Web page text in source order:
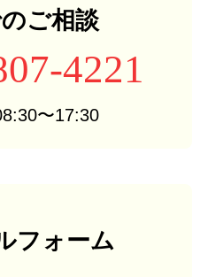
ご相談
4221
〜17:30
フォーム